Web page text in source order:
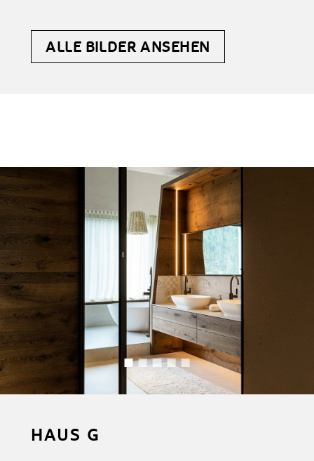
ALLE BILDER ANSEHEN
HAUS G